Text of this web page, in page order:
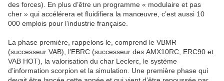
des forces). En plus d’être un programme « modulaire et pas
cher » qui accélérera et fluidifiera la manœuvre, c’est aussi 10
000 emplois pour l’industrie française.
La phase première, rappelons le, comprend le VBMR
(successeur VAB), l’EBRC (successeur des AMX10RC, ERC90 et
VAB HOT), la valorisation du char Leclerc, le système
d’information scorpion et la simulation. Une première phase qui